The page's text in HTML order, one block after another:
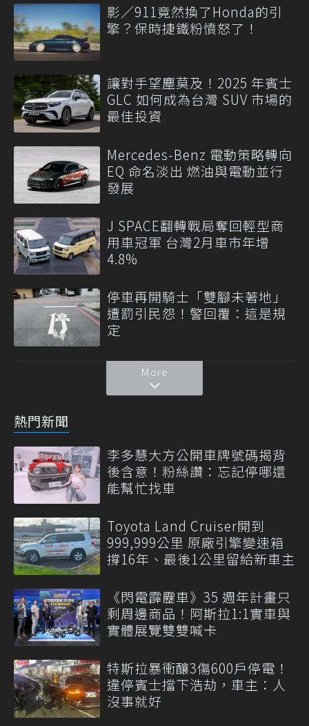
影／911竟然換了Honda的引
擎？保時捷鐵粉憤怒了！
讓對手望塵莫及！2025 年賓士
GLC 如何成為台灣 SUV 市場的
最佳投資
Mercedes-Benz 電動策略轉向
EQ 命名淡出 燃油與電動並行
發展
J SPACE翻轉戰局奪回輕型商
用車冠軍 台灣2月車市年增
4.8%
停車再開騎士「雙腳未著地」
遭罰引民怨！警回覆：這是規
定
More
熱門新聞
李多慧大方公開車牌號碼揭背
後含意！粉絲讚：忘記停哪還
能幫忙找車
Toyota Land Cruiser開到
999,999公里 原廠引擎變速箱
撐16年、最後1公里留給新車主
《閃電霹靂車》35 週年計畫只
剩周邊商品！阿斯拉1:1實車與
實體展覽雙雙喊卡
特斯拉暴衝釀3傷600戶停電！
違停賓士擋下浩劫，車主：人
沒事就好